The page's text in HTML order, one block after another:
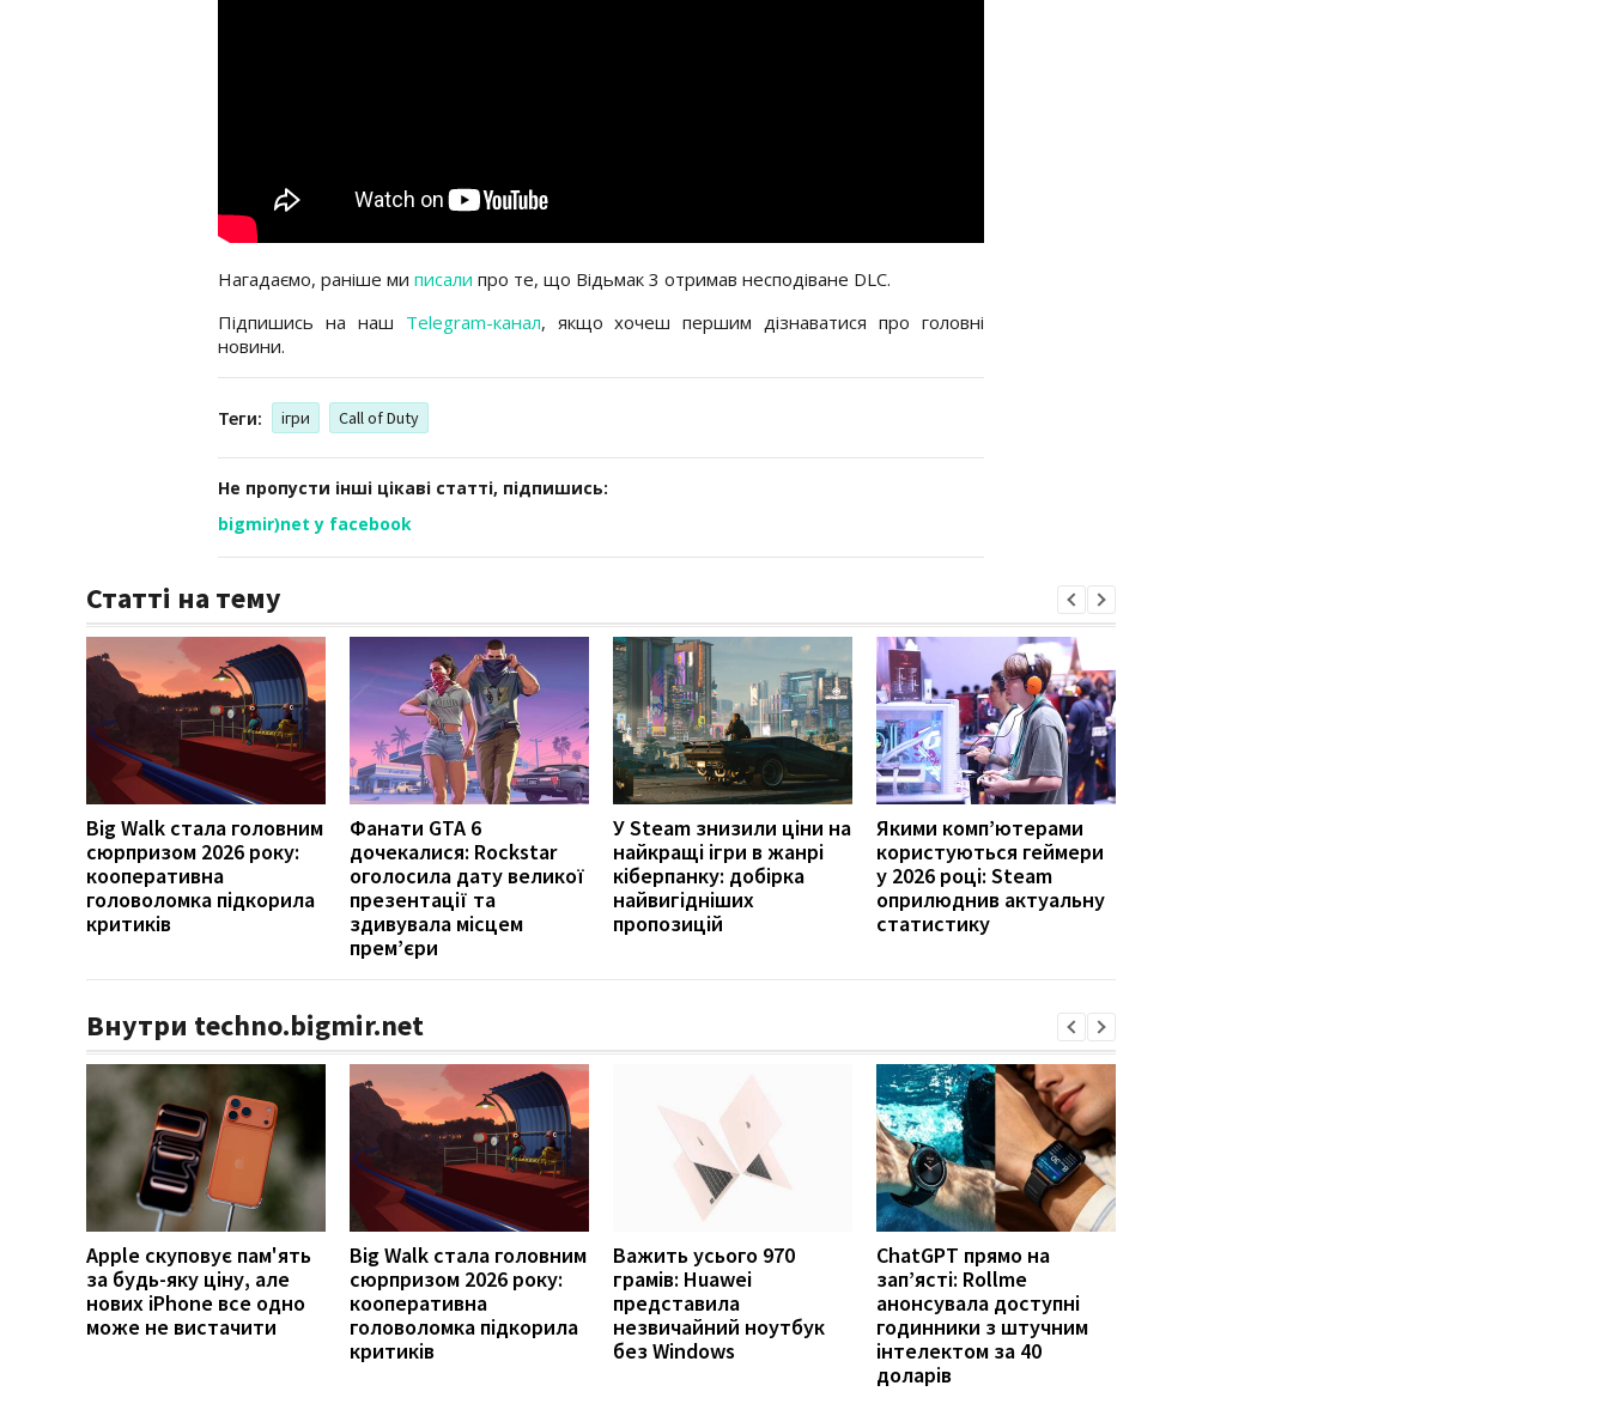
Нагадаємо, раніше ми писали про те, що Відьмак 3 отримав несподіване DLC.
Підпишись на наш Telegram-канал, якщо хочеш першим дізнаватися про головні
новини.
Теги: ігри Call of Duty
Не пропусти інші цікаві статті, підпишись:
bigmir)net у facebook
Статті на тему
Big Walk стала головним
сюрпризом 2026 року:
кооперативна
головоломка підкорила
критиків
Фанати GTA 6
дочекалися: Rockstar
оголосила дату великої
презентації та
здивувала місцем
прем’єри
У Steam знизили ціни на
найкращі ігри в жанрі
кіберпанку: добірка
найвигідніших
пропозицій
Якими комп’ютерами
користуються геймери
у 2026 році: Steam
оприлюднив актуальну
статистику
Внутри techno.bigmir.net
Apple скуповує пам'ять
за будь-яку ціну, але
нових iPhone все одно
може не вистачити
Big Walk стала головним
сюрпризом 2026 року:
кооперативна
головоломка підкорила
критиків
Важить усього 970
грамів: Huawei
представила
незвичайний ноутбук
без Windows
ChatGPT прямо на
зап’ясті: Rollme
анонсувала доступні
годинники з штучним
інтелектом за 40
доларів